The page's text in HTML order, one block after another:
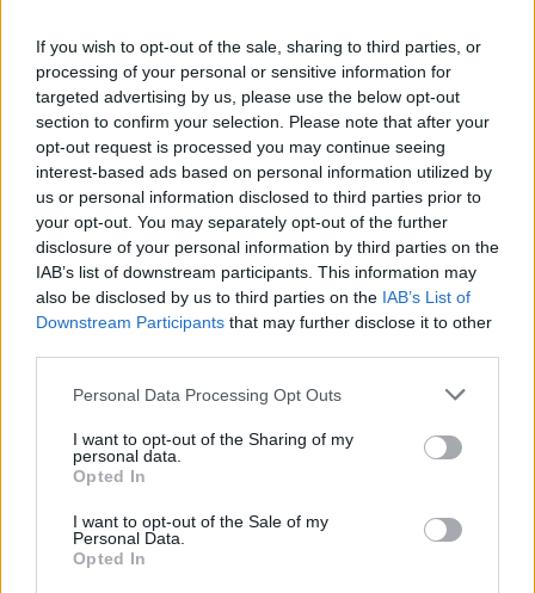
If you wish to opt-out of the sale, sharing to third parties, or
processing of your personal or sensitive information for
targeted advertising by us, please use the below opt-out
section to confirm your selection. Please note that after your
opt-out request is processed you may continue seeing
interest-based ads based on personal information utilized by
us or personal information disclosed to third parties prior to
your opt-out. You may separately opt-out of the further
disclosure of your personal information by third parties on the
IAB’s list of downstream participants. This information may
also be disclosed by us to third parties on the IAB’s List of
Downstream Participants that may further disclose it to other
Please note that this website/app uses one or more Google
not limited to your visit or usage behaviour. You may click to
grant or deny consent to Google and its third-party tags to
use your data for below specified purposes in below Google
consent section.
Personal Data Processing Opt Outs
I want to opt-out of the Sharing of my
personal data.
Opted In
I want to opt-out of the Sale of my
Personal Data.
Opted In
Sebők Máté
- Advertisment -